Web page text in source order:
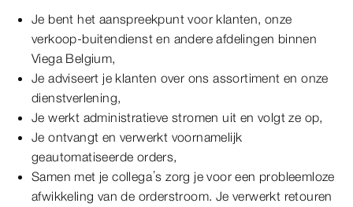
Je bent het aanspreekpunt voor klanten, onze
verkoop-buitendienst en andere afdelingen binnen
Viega Belgium,
Je adviseert je klanten over ons assortiment en onze
dienstverlening,
Je werkt administratieve stromen uit en volgt ze op,
Je ontvangt en verwerkt voornamelijk
geautomatiseerde orders,
Samen met je collega’s zorg je voor een probleemloze
afwikkeling van de orderstroom. Je verwerkt retouren